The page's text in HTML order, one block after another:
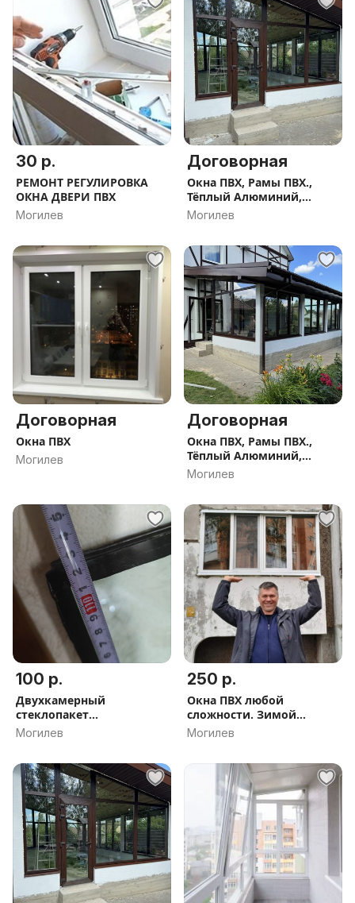
30 р.
РЕМОНТ РЕГУЛИРОВКА
ОКНА ДВЕРИ ПВХ
Могилев
Договорная
Окна ПВХ, Рамы ПВХ.,
Тёплый Алюминий,
Остекление Террас ,
Могилев
Договорная
Окна ПВХ
Могилев
Договорная
Окна ПВХ, Рамы ПВХ.,
Тёплый Алюминий,
Остекление Террас ,
Могилев
100 р.
Двухкамерный
стеклопакет
(трёхслойный)
Могилев
250 р.
Окна ПВХ любой
сложности. Зимой
дешевле и быстрей.
Могилев